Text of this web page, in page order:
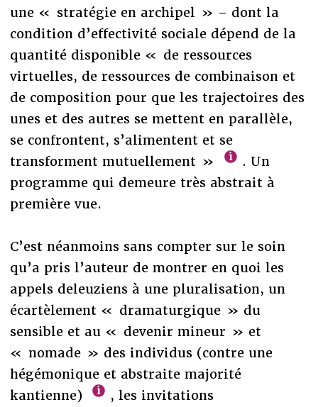
une « stratégie en archipel » – dont la
condition d’effectivité sociale dépend de la
quantité disponible « de ressources
virtuelles, de ressources de combinaison et
de composition pour que les trajectoires des
unes et des autres se mettent en parallèle,
se confrontent, s’alimentent et se
transforment mutuellement »
. Un
programme qui demeure très abstrait à
première vue.
C’est néanmoins sans compter sur le soin
qu’a pris l’auteur de montrer en quoi les
appels deleuziens à une pluralisation, un
écartèlement « dramaturgique » du
sensible et au « devenir mineur » et
« nomade » des individus (contre une
hégémonique et abstraite majorité
kantienne)
, les invitations